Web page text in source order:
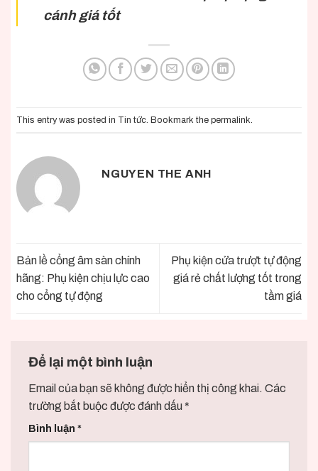
cánh giá tốt
This entry was posted in Tin tức . Bookmark the permalink
NGUYEN THE ANH
Bản lề cổng âm sàn chính
hãng: Phụ kiện chịu lực cao
cho cổng tự động
Phụ kiện cửa trượt tự động
giá rẻ chất lượng tốt trong
tầm giá
Để lại một bình luận
Email của bạn sẽ không được hiển thị công khai. Các
trường bắt buộc được đánh dấu *
Bình luận *